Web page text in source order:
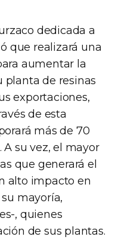
dedicada a
que realizará una
aumentar la
planta de resinas
exportaciones,
de esta
más de 70
su vez, el mayor
que generará el
alto impacto en
mayoría,
, quienes
de sus plantas.